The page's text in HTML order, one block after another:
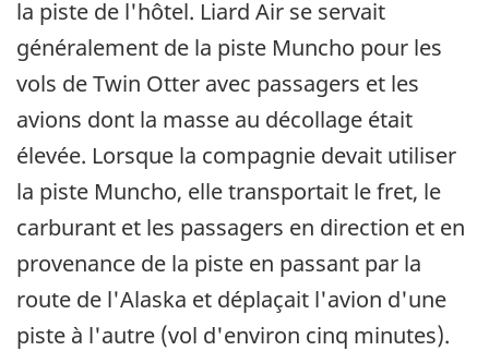
la piste de l'hôtel. Liard Air se servait
généralement de la piste Muncho pour les
vols de Twin Otter avec passagers et les
avions dont la masse au décollage était
élevée. Lorsque la compagnie devait utiliser
la piste Muncho, elle transportait le fret, le
carburant et les passagers en direction et en
provenance de la piste en passant par la
route de l'Alaska et déplaçait l'avion d'une
piste à l'autre (vol d'environ cinq minutes).